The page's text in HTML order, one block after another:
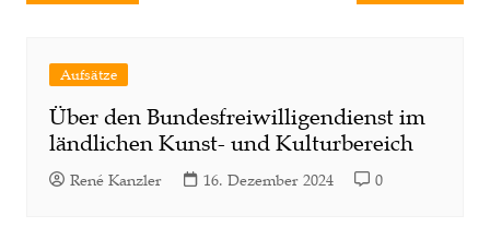
Aufsätze
Über den Bundesfreiwilligendienst im
ländlichen Kunst- und Kulturbereich
René Kanzler 16. Dezember 2024 0